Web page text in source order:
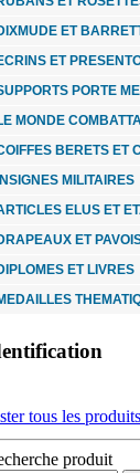
ET
ET
PORTE
MONDE
BERETS ET
INSIGNES MILITAIRES
ELUS ET
ET
ET LIVRES
tous les produits
produit